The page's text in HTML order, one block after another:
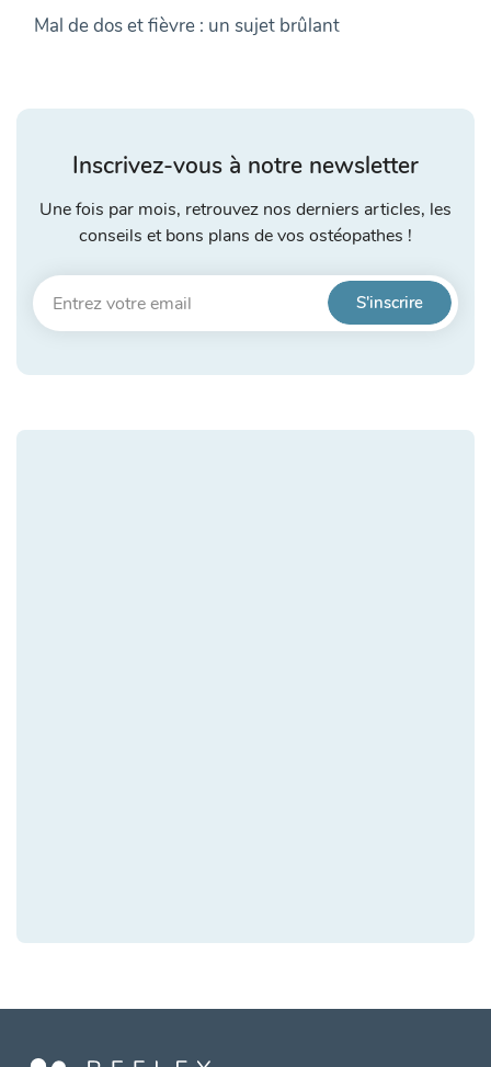
Mal de dos et fièvre : un sujet brûlant
Inscrivez-vous à notre newsletter
Une fois par mois, retrouvez nos derniers articles, les
conseils et bons plans de vos ostéopathes !